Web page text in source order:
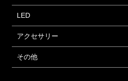
LED
アクセサリー
その他